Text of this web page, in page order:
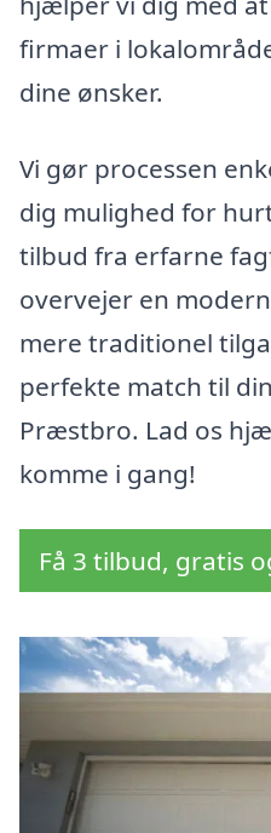
firmaer i
dine ønsker.
Vi gør processen
dig mulighed for
tilbud fra erfarne
overvejer en
mere traditionel
perfekte match til
Præstbro. Lad os
komme i gang!
Få 3 tilbud, gratis